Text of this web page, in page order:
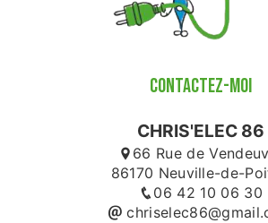
CONTACTEZ-MOI
CHRIS'ELEC 86
66 Rue de
86170 Neuville-de-
06 42 10 06 30